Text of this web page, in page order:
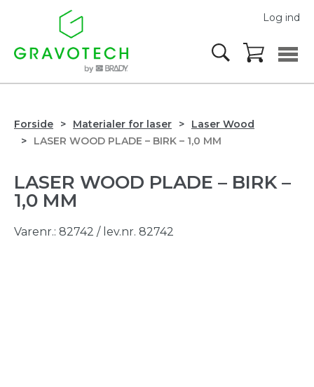
Log ind
Forside Materialer for laser
Laser Wood
LASER WOOD PLADE – BIRK – 1,0 MM
LASER WOOD PLADE – BIRK –
1,0 MM
Varenr.: 82742 / lev.nr. 82742